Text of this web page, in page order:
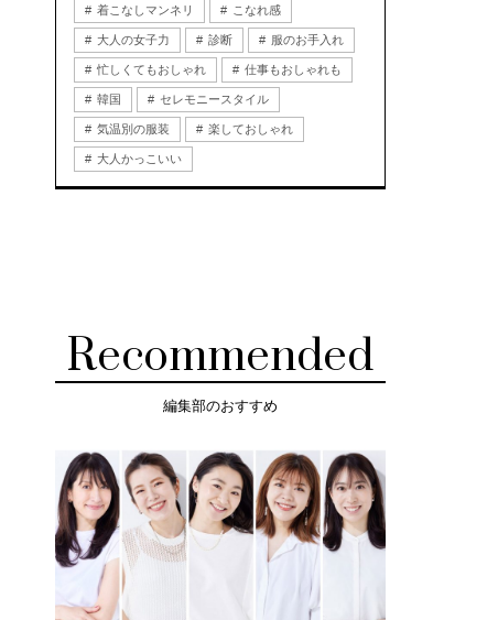
着こなしマンネリ こなれ感
大人の女子力 診断 服のお手入れ
忙しくてもおしゃれ 仕事もおしゃれも
韓国 セレモニースタイル
気温別の服装 楽しておしゃれ
大人かっこいい
Recommended
編集部のおすすめ